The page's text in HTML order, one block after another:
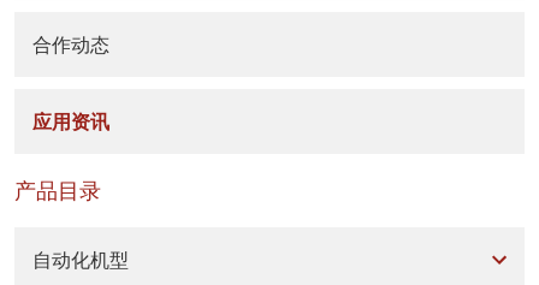
合作动态
应用资讯
产品目录
自动化机型